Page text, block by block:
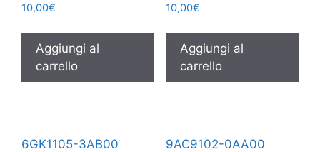
10,00€
Aggiungi al
carrello
10,00€
Aggiungi al
carrello
6GK1105-3AB00 9AC9102-0AA00